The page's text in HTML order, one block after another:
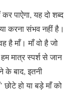
पाऐगा, यह दो शब्द
करना संभव नहीं है।
है माँ। माँ वो है जो
मात्र स्पर्श से जान
के बाद, इतनी
छोटे हो या बड़े माँ को